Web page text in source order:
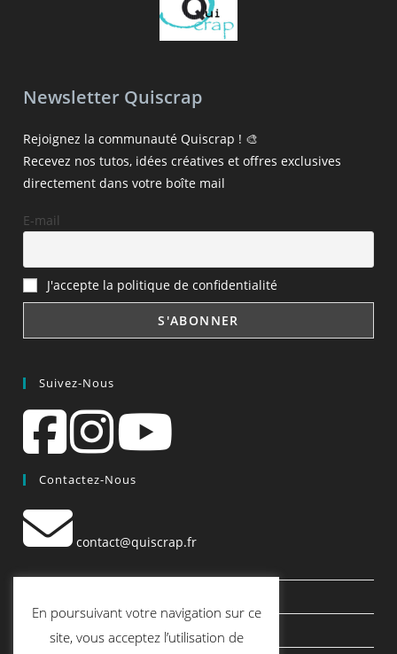
Newsletter Quiscrap
Rejoignez la communauté Quiscrap ! 🎨
Recevez nos tutos, idées créatives et offres exclusives
directement dans votre boîte mail
E-mail
J'accepte la politique de confidentialité
Suivez-Nous
Contactez-Nous
contact@quiscrap.fr
Le Blog
En poursuivant votre navigation sur ce
site, vous acceptez l’utilisation de